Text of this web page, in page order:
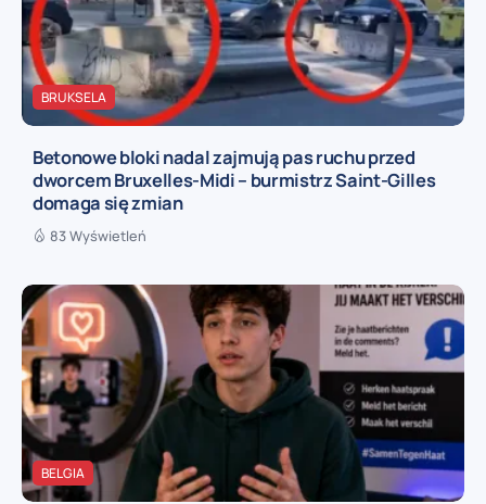
BRUKSELA
Betonowe bloki nadal zajmują pas ruchu przed
dworcem Bruxelles-Midi – burmistrz Saint-Gilles
domaga się zmian
83 Wyświetleń
BELGIA